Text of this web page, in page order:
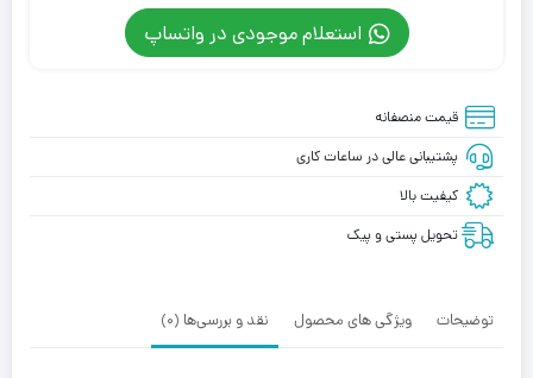
استعلام موجودی در واتساپ
قیمت منصفانه
پشتیبانی عالی در ساعات کاری
کیفیت بالا
تحویل پستی و پیک
توضیحات ویژگی های محصول نقد و بررسی‌ها (0)